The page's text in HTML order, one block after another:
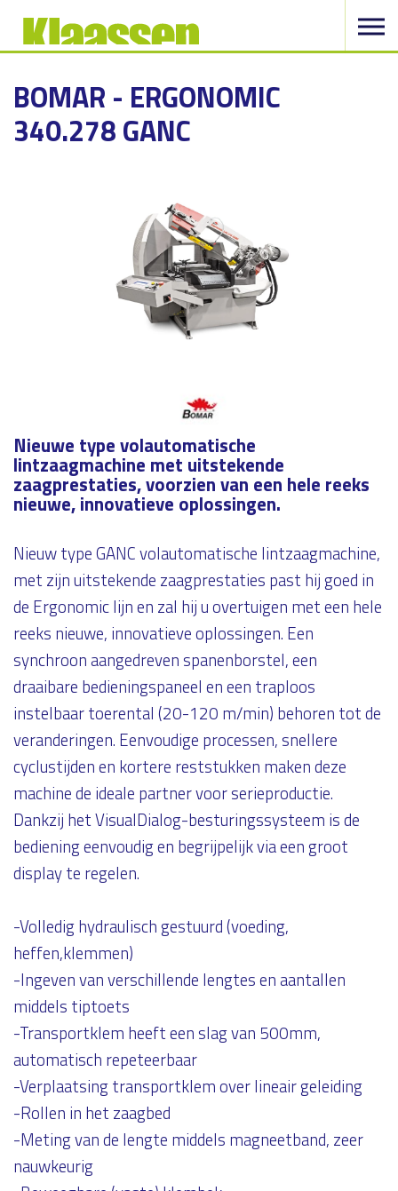
BOMAR - ERGONOMIC
340.278 GANC
Nieuwe type volautomatische
lintzaagmachine met uitstekende
zaagprestaties, voorzien van een hele reeks
nieuwe, innovatieve oplossingen.
Nieuw type GANC volautomatische lintzaagmachine,
met zijn uitstekende zaagprestaties past hij goed in
de Ergonomic lijn en zal hij u overtuigen met een hele
reeks nieuwe, innovatieve oplossingen. Een
synchroon aangedreven spanenborstel, een
draaibare bedieningspaneel en een traploos
instelbaar toerental (20-120 m/min) behoren tot de
veranderingen. Eenvoudige processen, snellere
cyclustijden en kortere reststukken maken deze
machine de ideale partner voor serieproductie.
Dankzij het VisualDialog-besturingssysteem is de
bediening eenvoudig en begrijpelijk via een groot
display te regelen.
-Volledig hydraulisch gestuurd (voeding,
heffen,klemmen)
-Ingeven van verschillende lengtes en aantallen
middels tiptoets
-Transportklem heeft een slag van 500mm,
automatisch repeteerbaar
-Verplaatsing transportklem over lineair geleiding
-Rollen in het zaagbed
-Meting van de lengte middels magneetband, zeer
nauwkeurig